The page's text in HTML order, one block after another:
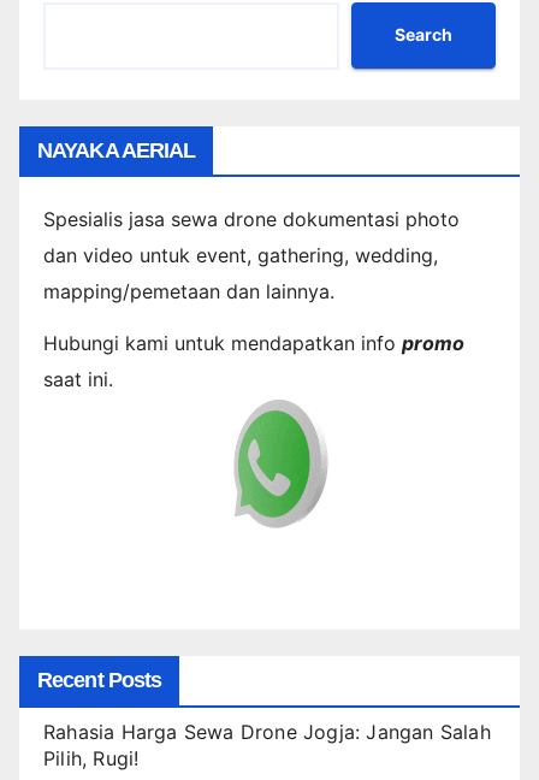
Search
NAYAKA AERIAL
Spesialis jasa sewa drone dokumentasi photo
dan video untuk event, gathering, wedding,
mapping/pemetaan dan lainnya.
Hubungi kami untuk mendapatkan info promo
saat ini.
Recent Posts
Rahasia Harga Sewa Drone Jogja: Jangan Salah
Pilih, Rugi!